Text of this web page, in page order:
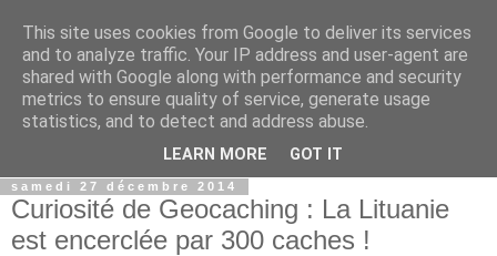
samedi 27 décembre 2014
Curiosité de Geocaching : La Lituanie
est encerclée par 300 caches !
This site uses cookies from Google to deliver its services
and to analyze traffic. Your IP address and user-agent are
shared with Google along with performance and security
metrics to ensure quality of service, generate usage
statistics, and to detect and address abuse.
LEARN MORE GOT IT